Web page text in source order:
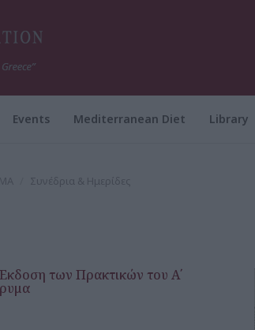
Events Mediterranean Diet Library
Συνέδρια & Ημερίδες
των Πρακτικών του Α΄